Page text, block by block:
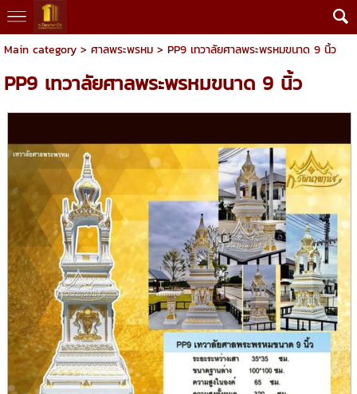
Main category> ศาลพระพรหม> PP9 เทวาลัยศาลพระพรหมขนาด 9 นิ้ว
PP9 เทวาลัยศาลพระพรหมขนาด 9 นิ้ว